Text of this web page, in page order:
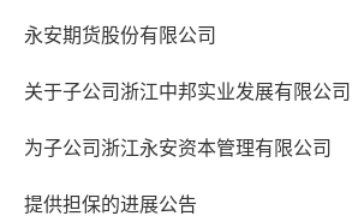
永安期货股份有限公司
关于子公司浙江中邦实业发展有限公司
为子公司浙江永安资本管理有限公司
提供担保的进展公告